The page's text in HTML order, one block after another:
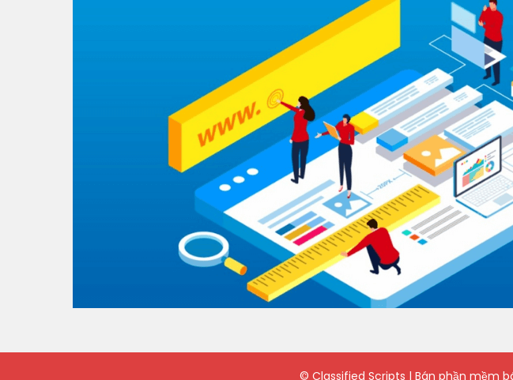
© Classified Scripts | Bán phần mềm